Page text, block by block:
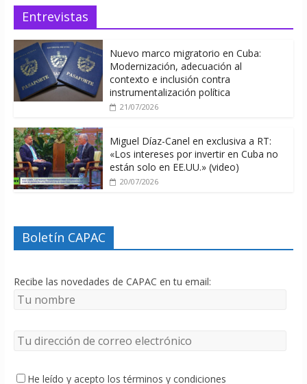
Entrevistas
Nuevo marco migratorio en Cuba:
Modernización, adecuación al
contexto e inclusión contra
instrumentalización política
21/07/2026
Miguel Díaz-Canel en exclusiva a RT:
«Los intereses por invertir en Cuba no
están solo en EE.UU.» (video)
20/07/2026
Boletín CAPAC
Recibe las novedades de CAPAC en tu email:
He leído y acepto los términos y condiciones